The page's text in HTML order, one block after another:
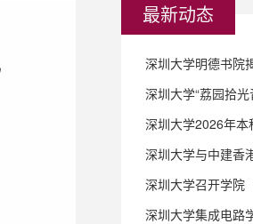
最新动态
深圳大学明德书院
深圳大学集成电路